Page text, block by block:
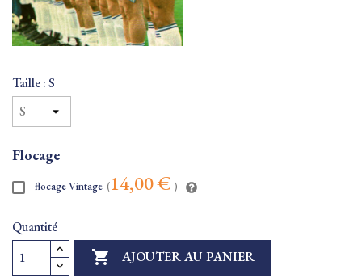
Taille : S
Flocage
flocage Vintage (14,00 € )
Quantité
 AJOUTER AU PANIER